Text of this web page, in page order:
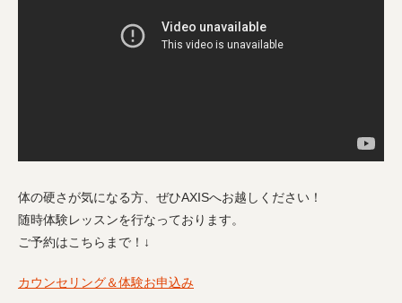
体の硬さが気になる方、ぜひAXISへお越しください！
随時体験レッスンを行なっております。
ご予約はこちらまで！↓
カウンセリング＆体験お申込み